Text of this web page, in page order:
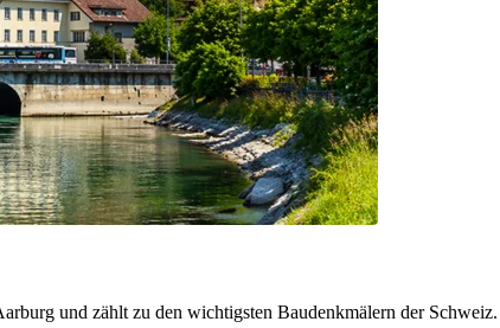
und zählt zu den wichtigsten Baudenkmälern der